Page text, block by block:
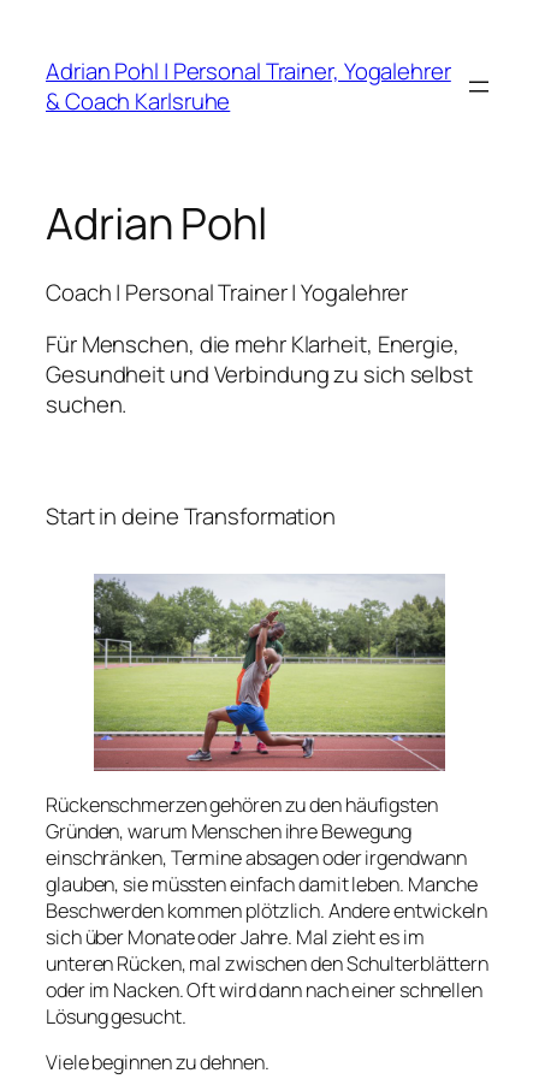
springen
Adrian Pohl | Personal Trainer, Yogalehrer
& Coach Karlsruhe
Adrian Pohl
Coach | Personal Trainer | Yogalehrer
Für Menschen, die mehr Klarheit, Energie,
Gesundheit und Verbindung zu sich selbst
suchen.
Start in deine Transformation
Rückenschmerzen gehören zu den häufigsten
Gründen, warum Menschen ihre Bewegung
einschränken, Termine absagen oder irgendwann
glauben, sie müssten einfach damit leben. Manche
Beschwerden kommen plötzlich. Andere entwickeln
sich über Monate oder Jahre. Mal zieht es im
unteren Rücken, mal zwischen den Schulterblättern
oder im Nacken. Oft wird dann nach einer schnellen
Lösung gesucht.
Viele beginnen zu dehnen.